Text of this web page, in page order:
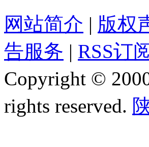
网站简介 | 版权
告服务 | RSS订
Copyright ©
rights reserved.